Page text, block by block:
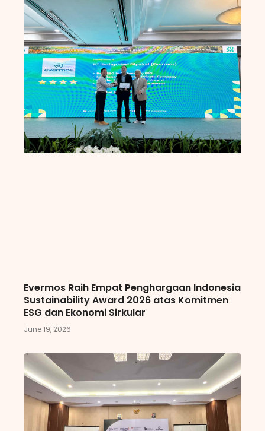
Evermos Raih Empat Penghargaan Indonesia
Sustainability Award 2026 atas Komitmen
ESG dan Ekonomi Sirkular
June 19, 2026